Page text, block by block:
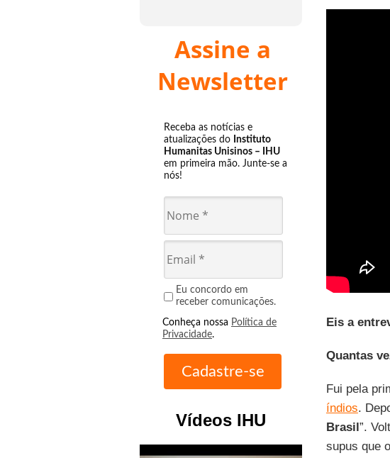
Assine a
Newsletter
Receba as notícias e
atualizações do Instituto
Humanitas Unisinos – IHU
em primeira mão. Junte-se a
nós!
Eu concordo em
receber comunicações.
Conheça nossa Política de
Privacidade.
Vídeos IHU
Eis a
Quantas
Fui pela
índios.
Brasil”.
supus que